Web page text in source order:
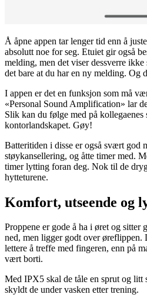
Å åpne appen tar lenger tid enn å
absolutt noe for seg. Etuiet gir også
melding, men det viser dessverre
det bare at du har en ny melding. Og
I appen er det en funksjon som må
«Personal Sound Amplification» lar
Slik kan du følge med på kollegaenes
kontorlandskapet. Gøy!
Batteritiden i disse er også svært god
støykansellering, og åtte timer med.
timer lytting foran deg. Nok til de
hytteturene.
Komfort, utseende og
Proppene er gode å ha i øret og sitter
ned, men ligger godt over
lettere å treffe med fingeren, enn på
vært borti.
Med IPX5 skal de tåle en sprut og litt
skyldt de under vasken etter trening.